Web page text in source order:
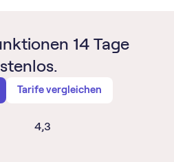
14 Tage
Tarife vergleichen
4,3